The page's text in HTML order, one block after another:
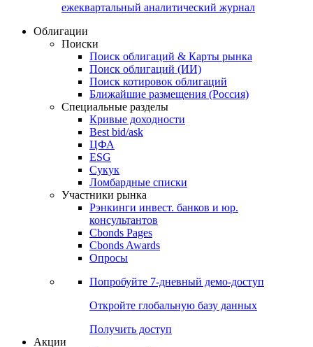
ежеквартальный аналитический журнал
Облигации
Поиски
Поиск облигаций & Карты рынка
Поиск облигаций (ИИ)
Поиск котировок облигаций
Ближайшие размещения (Россия)
Специальные разделы
Кривые доходности
Best bid/ask
ЦФА
ESG
Сукук
Ломбардные списки
Участники рынка
Рэнкинги инвест. банков и юр.
консультантов
Cbonds Pages
Cbonds Awards
Опросы
Попробуйте 7-дневный демо-доступ
Откройте глобальную базу данных
Получить доступ
Акции